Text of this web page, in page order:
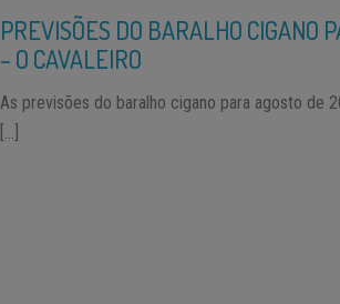
PREVISÕES DO BARALHO CIGANO
– O CAVALEIRO
As previsões do baralho cigano para agosto de